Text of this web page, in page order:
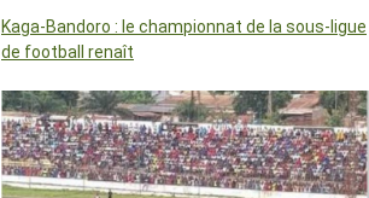
Kaga-Bandoro : le championnat de la sous-ligue
de football renaît